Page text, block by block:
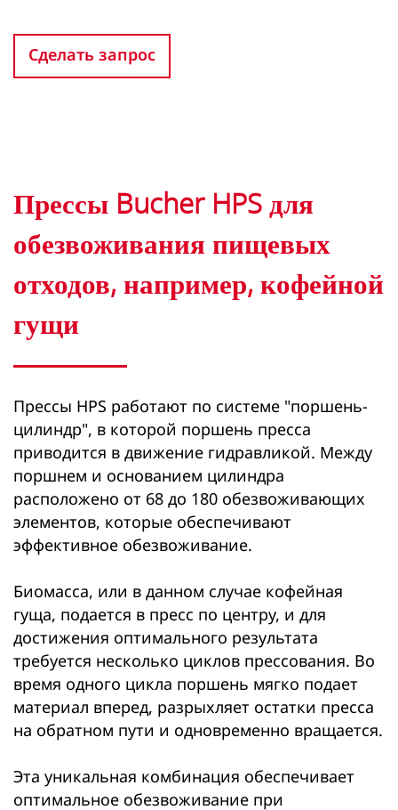
Сделать запрос
Прессы Bucher HPS для
обезвоживания пищевых
отходов, например, кофейной
гущи
Прессы HPS работают по системе "поршень-
цилиндр", в которой поршень пресса
приводится в движение гидравликой. Между
поршнем и основанием цилиндра
расположено от 68 до 180 обезвоживающих
элементов, которые обеспечивают
эффективное обезвоживание.
Биомасса, или в данном случае кофейная
гуща, подается в пресс по центру, и для
достижения оптимального результата
требуется несколько циклов прессования. Во
время одного цикла поршень мягко подает
материал вперед, разрыхляет остатки пресса
на обратном пути и одновременно вращается.
Эта уникальная комбинация обеспечивает
оптимальное обезвоживание при